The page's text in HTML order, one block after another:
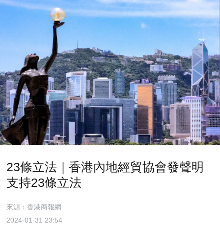
23條立法｜香港內地經貿協會發聲明
支持23條立法
來源：香港商報網
2024-01-31 23:54